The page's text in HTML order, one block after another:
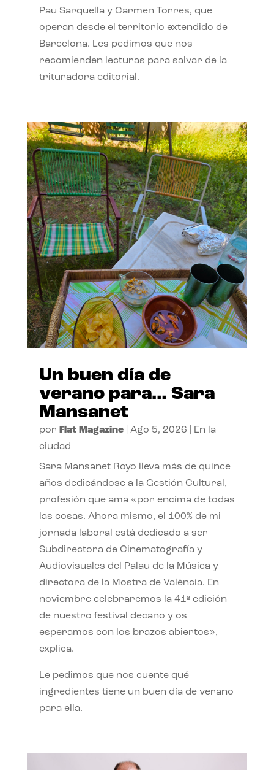
Pau Sarquella y Carmen Torres, que
operan desde el territorio extendido de
Barcelona. Les pedimos que nos
recomienden lecturas para salvar de la
trituradora editorial.
Un buen día de
verano para… Sara
Mansanet
por Flat Magazine| Ago 5, 2026
En la
ciudad
Sara Mansanet Royo lleva más de quince
años dedicándose a la Gestión Cultural,
profesión que ama «por encima de todas
las cosas. Ahora mismo, el 100% de mi
jornada laboral está dedicado a ser
Subdirectora de Cinematografía y
Audiovisuales del Palau de la Música y
directora de la Mostra de València. En
noviembre celebraremos la 41ª edición
de nuestro festival decano y os
esperamos con los brazos abiertos»,
explica.
Le pedimos que nos cuente qué
ingredientes tiene un buen día de verano
para ella.